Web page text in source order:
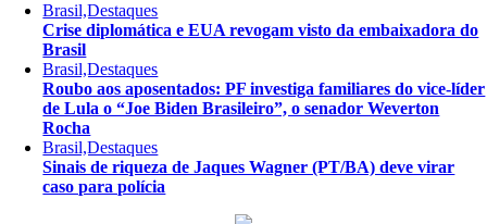
Brasil,Destaques
Crise diplomática e EUA revogam visto da embaixadora do
Brasil
Brasil,Destaques
Roubo aos aposentados: PF investiga familiares do vice-líder
de Lula o “Joe Biden Brasileiro”, o senador Weverton
Rocha
Brasil,Destaques
Sinais de riqueza de Jaques Wagner (PT/BA) deve virar
caso para polícia